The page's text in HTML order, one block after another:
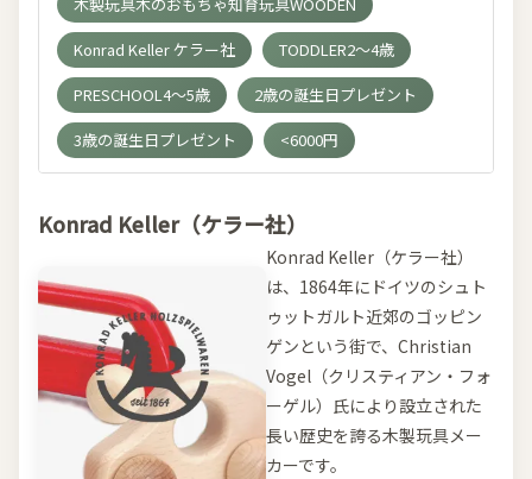
Konrad Keller ケラー社
TODDLER2～4歳
PRESCHOOL4～5歳
2歳の誕生日プレゼント
3歳の誕生日プレゼント
<6000円
Konrad Keller（ケラー社）
Konrad Keller（ケラー社）
は、1864年にドイツのシュト
ゥットガルト近郊のゴッピン
ゲンという街で、Christian
Vogel（クリスティアン・フォ
ーゲル）氏により設立された
長い歴史を誇る木製玩具メー
カーです。